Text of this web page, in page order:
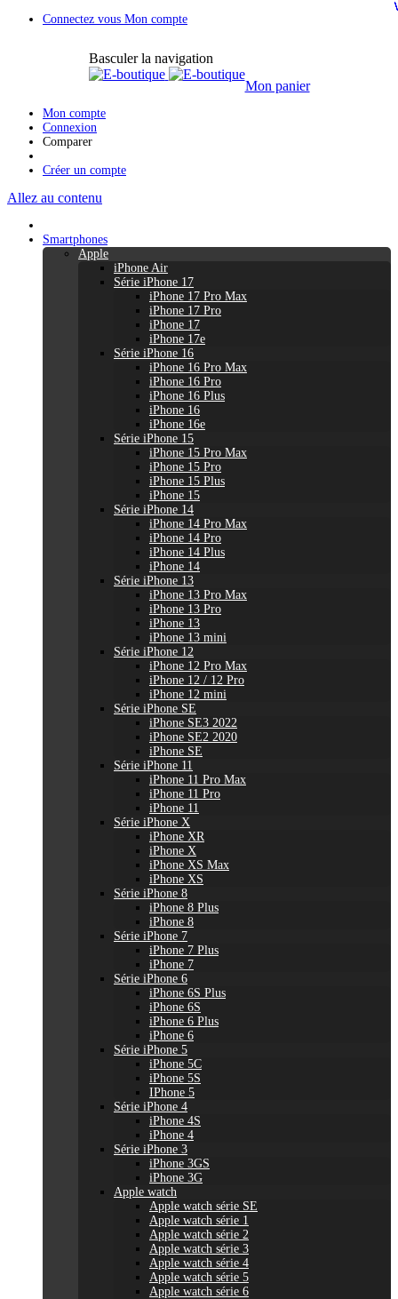
Connectez vous Mon compte
Basculer la navigation
Mon panier
Mon compte
Connexion
Comparer
Créer un compte
Allez au contenu
Smartphones
Apple
iPhone Air
Série iPhone 17
iPhone 17 Pro Max
iPhone 17 Pro
iPhone 17
iPhone 17e
Série iPhone 16
iPhone 16 Pro Max
iPhone 16 Pro
iPhone 16 Plus
iPhone 16
iPhone 16e
Série iPhone 15
iPhone 15 Pro Max
iPhone 15 Pro
iPhone 15 Plus
iPhone 15
Série iPhone 14
iPhone 14 Pro Max
iPhone 14 Pro
iPhone 14 Plus
iPhone 14
Série iPhone 13
iPhone 13 Pro Max
iPhone 13 Pro
iPhone 13
iPhone 13 mini
Série iPhone 12
iPhone 12 Pro Max
iPhone 12 / 12 Pro
iPhone 12 mini
Série iPhone SE
iPhone SE3 2022
iPhone SE2 2020
iPhone SE
Série iPhone 11
iPhone 11 Pro Max
iPhone 11 Pro
iPhone 11
Série iPhone X
iPhone XR
iPhone X
iPhone XS Max
iPhone XS
Série iPhone 8
iPhone 8 Plus
iPhone 8
Série iPhone 7
iPhone 7 Plus
iPhone 7
Série iPhone 6
iPhone 6S Plus
iPhone 6S
iPhone 6 Plus
iPhone 6
Série iPhone 5
iPhone 5C
iPhone 5S
IPhone 5
Série iPhone 4
iPhone 4S
iPhone 4
Série iPhone 3
iPhone 3GS
iPhone 3G
Apple watch
Apple watch série SE
Apple watch série 1
Apple watch série 2
Apple watch série 3
Apple watch série 4
Apple watch série 5
Apple watch série 6